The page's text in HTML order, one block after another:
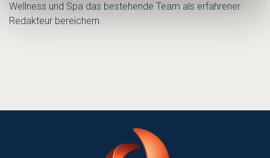
Wellness und Spa das bestehende Team als erfahrener
Redakteur bereichern.